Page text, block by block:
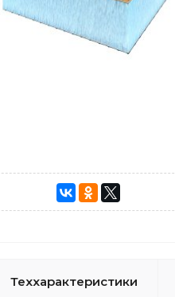
Теххарактеристики